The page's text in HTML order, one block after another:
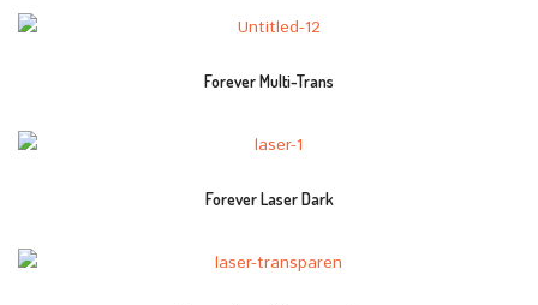
Forever Multi-Trans
Forever Laser Dark